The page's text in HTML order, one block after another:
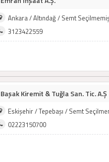
Ankara / Altındağ / Semt
3123422559
Başak Kiremit & Tuğla San. Tic. A.Ş
Eskişehir / Tepebaşı / Semt
02223150700